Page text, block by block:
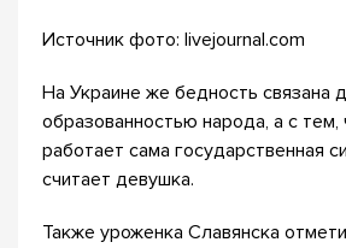
Источник фото: livejournal.com
На Украине же бедность связана
образованностью народа, а с тем,
работает сама государственная
считает девушка.
Также уроженка Славянска